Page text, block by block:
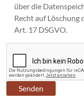
über die
Recht auf Löschung
Art. 17 DSGVO.